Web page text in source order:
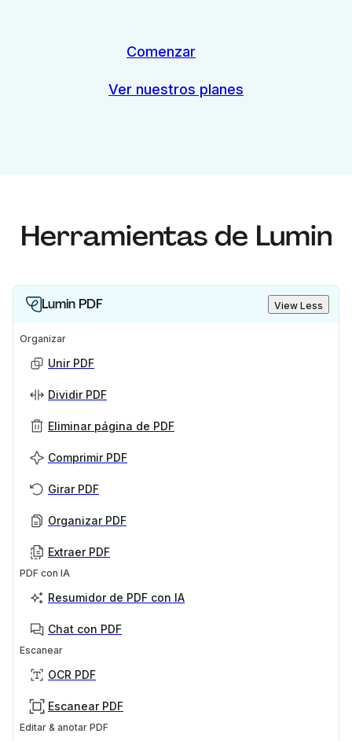
Comenzar
Ver nuestros planes
Herramientas de Lumin
Lumin PDF View Less
Organizar
Unir PDF
Dividir PDF
Eliminar página de PDF
Comprimir PDF
Girar PDF
Organizar PDF
Extraer PDF
PDF con IA
Resumidor de PDF con IA
Chat con PDF
Escanear
OCR PDF
Escanear PDF
Editar & anotar PDF